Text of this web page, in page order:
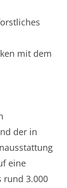
mit dem
der in
eine
rund 3.000